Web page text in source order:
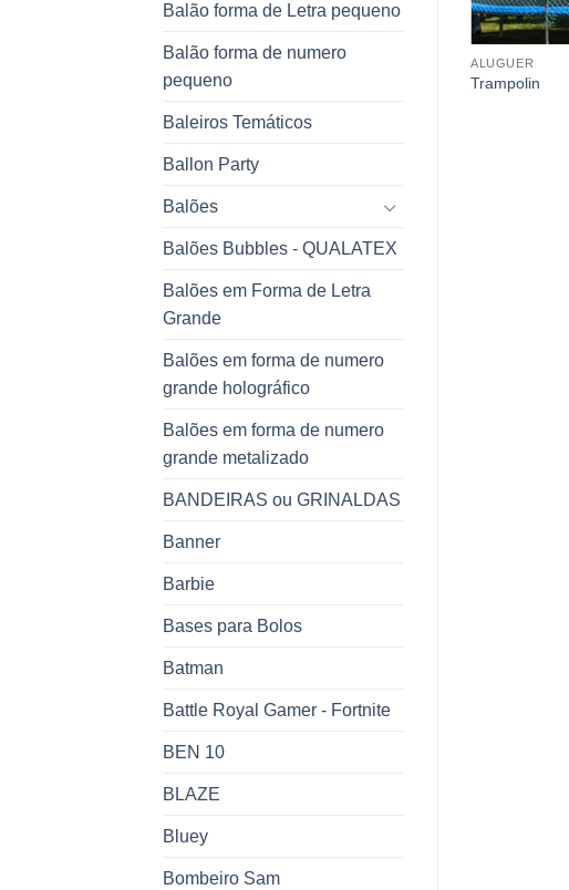
Balão forma de Letra pequeno
Balão forma de numero
pequeno
Baleiros Temáticos
Ballon Party
Balões
Balões Bubbles - QUALATEX
Balões em Forma de Letra
Grande
Balões em forma de numero
grande holográfico
Balões em forma de numero
grande metalizado
BANDEIRAS ou GRINALDAS
Banner
Barbie
Bases para Bolos
Batman
Battle Royal Gamer - Fortnite
BEN 10
BLAZE
Bluey
Bombeiro Sam
ALUGUER
Trampolin
Pompom de Papel de Seda
PARA BOLOS 3D